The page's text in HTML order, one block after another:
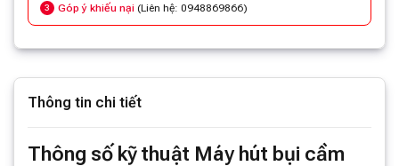
3 Góp ý khiếu nại (Liên hệ: 0948869866)
Thông tin chi tiết
Thông số kỹ thuật Máy hút bụi cầm